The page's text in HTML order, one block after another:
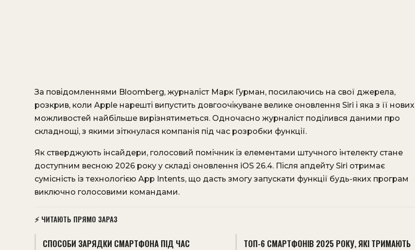
За повідомленнями Bloomberg, журналіст Марк Гурман, посилаючись на свої джерела,
розкрив, коли Apple нарешті випустить довгоочікуване велике оновлення Siri і яка з її нових
можливостей найбільше вирізнятиметься. Одночасно журналіст поділився даними про
складнощі, з якими зіткнулася компанія під час розробки функції.
Як стверджують інсайдери, голосовий помічник із елементами штучного інтелекту стане
доступним весною 2026 року у складі оновлення iOS 26.4. Після апдейту Siri отримає
сумісність із технологією App Intents, що дасть змогу запускати функції будь-яких програм
виключно голосовими командами.
⚡ ЧИТАЮТЬ ПРЯМО ЗАРАЗ
СПОСОБИ ЗАРЯДКИ СМАРТФОНА ПІД ЧАС
ТОП-6 СМАРТФОНІВ 2025 РОКУ, ЯКІ ТРИМАЮТЬ